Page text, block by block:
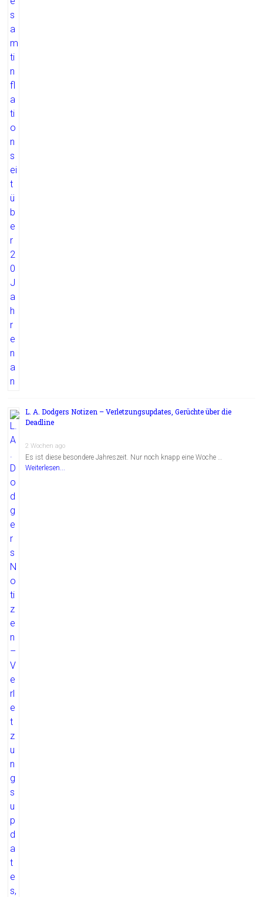
L. A. Dodgers Notizen – Verletzungsupdates, Gerüchte über die
Deadline
2 Wochen ago
Es ist diese besondere Jahreszeit. Nur noch knapp eine Woche …
Weiterlesen...